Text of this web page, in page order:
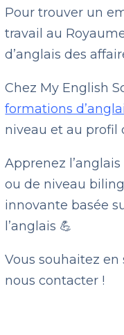
Pour trouver un
travail au
d’anglais des
Chez My English
formations
niveau et au profil
Apprenez
ou de niveau
innovante basée
l’anglais 💪
Vous souhaitez en
nous contacter !